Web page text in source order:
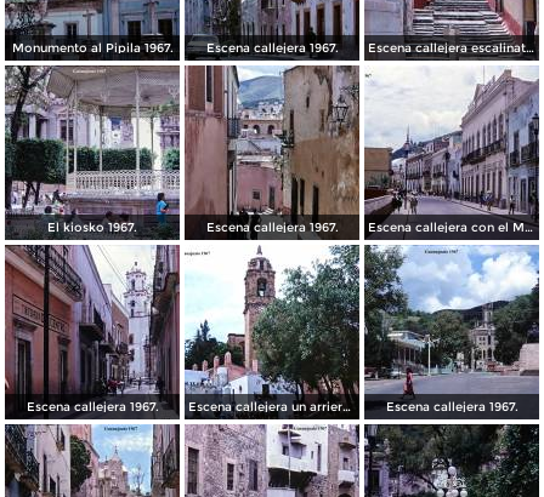
Monumento al Pipila 1967. Escena callejera 1967. Escena callejera escalinata 1967.
El kiosko 1967. Escena callejera 1967. Escena callejera con el Mto al Pipila al fondo 1967.
Escena callejera 1967. Escena callejera un arriero 1967. Escena callejera 1967.